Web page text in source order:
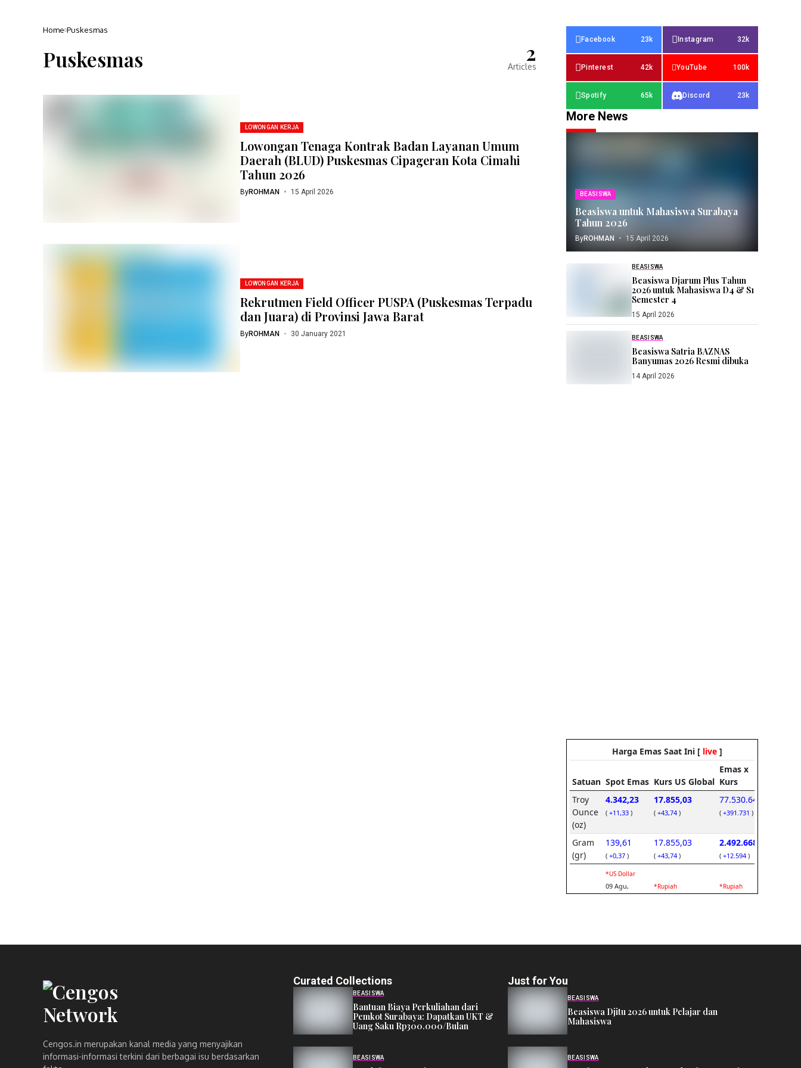
Home Puskesmas
Puskesmas 2
Articles
LOWONGAN KERJA
Lowongan Tenaga Kontrak Badan Layanan Umum
Daerah (BLUD) Puskesmas Cipageran Kota Cimahi
Tahun 2026
ByROHMAN 15 April 2026
LOWONGAN KERJA
Rekrutmen Field Officer PUSPA (Puskesmas Terpadu
dan Juara) di Provinsi Jawa Barat
ByROHMAN 30 January 2021
Facebook 23k Instagram 32k
Pinterest 42k YouTube 100k
Spotify 65k Discord 23k
More News
BEASISWA
Beasiswa untuk Mahasiswa Surabaya
Tahun 2026
ByROHMAN 15 April 2026
BEASISWA
Beasiswa Djarum Plus Tahun
2026 untuk Mahasiswa D4 & S1
Semester 4
15 April 2026
BEASISWA
Beasiswa Satria BAZNAS
Banyumas 2026 Resmi dibuka
14 April 2026
Cengos.in merupakan kanal media yang menyajikan
informasi-informasi terkini dari berbagai isu berdasarkan
Curated Collections
BEASISWA
Bantuan Biaya Perkuliahan dari
Pemkot Surabaya: Dapatkan UKT &
Uang Saku Rp300.000/Bulan
BEASISWA
Just for You
BEASISWA
Beasiswa Djitu 2026 untuk Pelajar dan
Mahasiswa
BEASISWA